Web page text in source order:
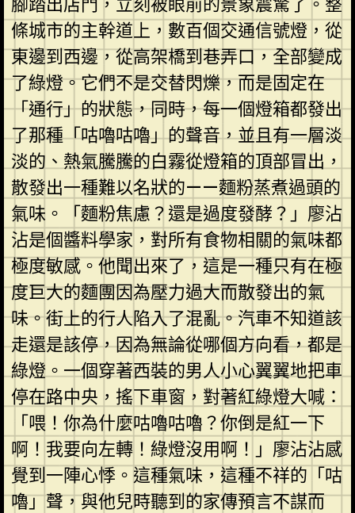
條城市的主幹道上，數百個交通信號燈，從
東邊到西邊，從高架橋到巷弄口，全部變成
了綠燈。它們不是交替閃爍，而是固定在
「通行」的狀態，同時，每一個燈箱都發出
了那種「咕嚕咕嚕」的聲音，並且有一層淡
淡的、熱氣騰騰的白霧從燈箱的頂部冒出，
散發出一種難以名狀的——麵粉蒸煮過頭的
氣味。「麵粉焦慮？還是過度發酵？」廖沾
沾是個醬料學家，對所有食物相關的氣味都
極度敏感。他聞出來了，這是一種只有在極
度巨大的麵團因為壓力過大而散發出的氣
味。街上的行人陷入了混亂。汽車不知道該
走還是該停，因為無論從哪個方向看，都是
綠燈。一個穿著西裝的男人小心翼翼地把車
停在路中央，搖下車窗，對著紅綠燈大喊：
「喂！你為什麼咕嚕咕嚕？你倒是紅一下
啊！我要向左轉！綠燈沒用啊！」廖沾沾感
覺到一陣心悸。這種氣味，這種不祥的「咕
嚕」聲，與他兒時聽到的家傳預言不謀而